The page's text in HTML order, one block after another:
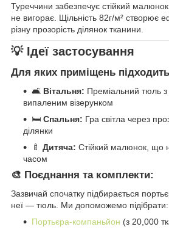
Туреччини забезпечує стійкий
не вигорає. Щільність 82г/м² створює
різну прозорість ділянок тканини.
💡 Ідеї застосування
Для яких приміщень
🛋️ Вітальня: Преміальний тюль
випаленим візерунком
🛏️ Спальня: Гра світла через
ділянки
🍼 Дитяча: Стійкий малюнок, що
часом
🎨 Поєднання та комплекти:
Зазвичай спочатку підбирається
неї — тюль. Ми допоможемо підібрати:
Портьєра-компаньйон (з 20,000